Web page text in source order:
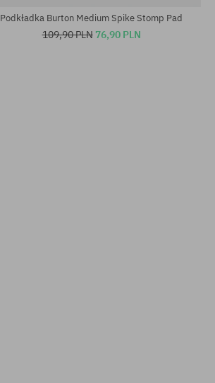
Podkładka Burton Medium Spike Stomp Pad
109,90 PLN 76,90 PLN